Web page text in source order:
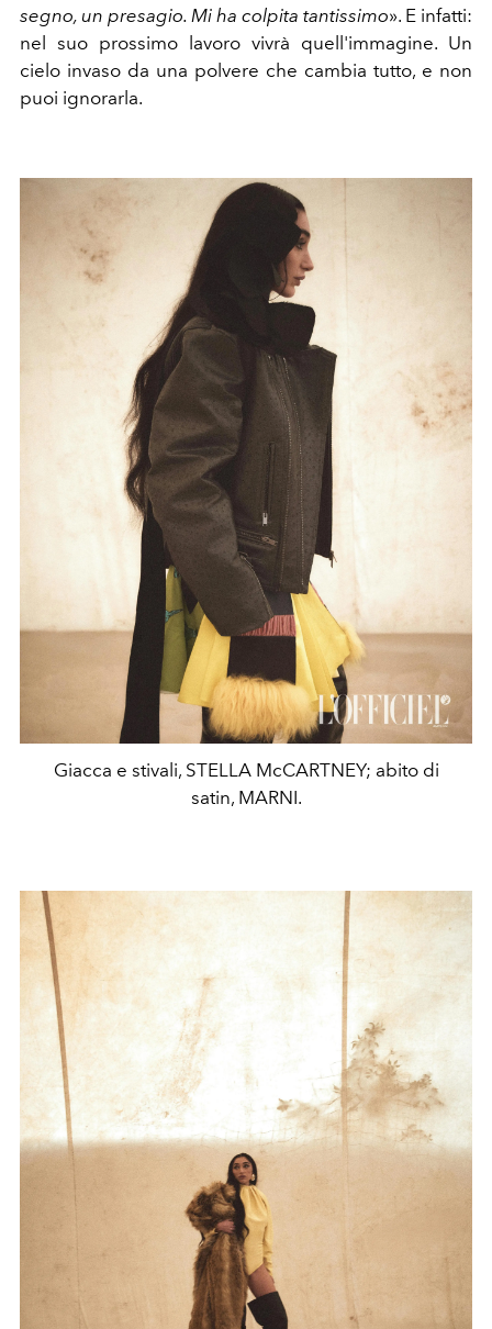
segno, un presagio. Mi ha colpita tantissimo». E infatti:
nel suo prossimo lavoro vivrà quell'immagine. Un
cielo invaso da una polvere che cambia tutto, e non
puoi ignorarla.
Giacca e stivali, STELLA McCARTNEY; abito di
satin, MARNI.